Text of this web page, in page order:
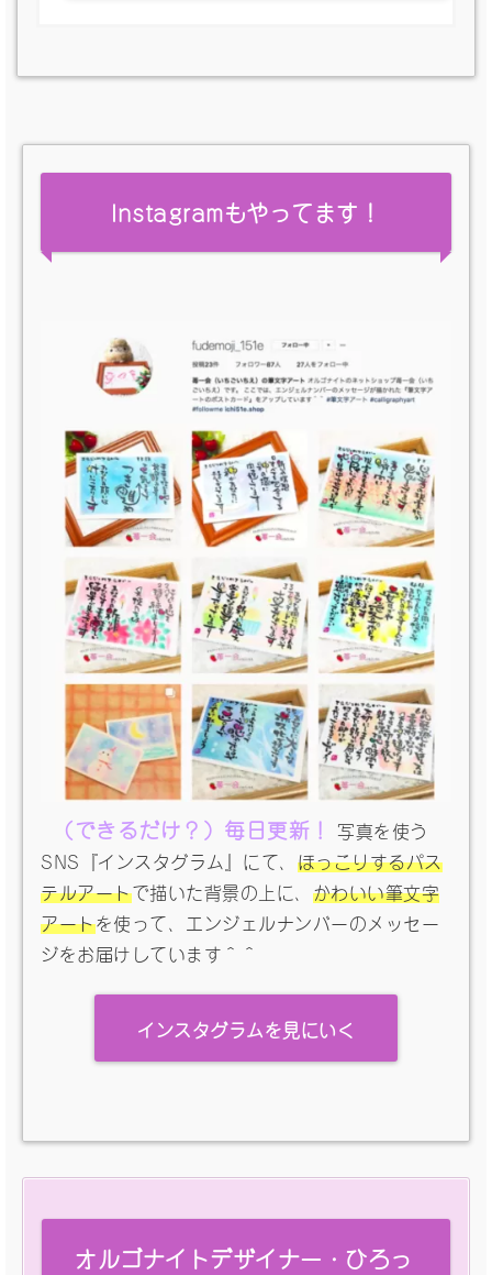
Instagramもやってます！
（できるだけ？）毎日更新！
写真を使う
SNS『インスタグラム』にて、 ほっこりするパス
テルアートで描いた背景の上に、 かわいい筆文字
アートを使って、エンジェルナンバーのメッセー
ジをお届けしています＾＾
インスタグラムを見にいく
オルゴナイトデザイナー・ひろっ